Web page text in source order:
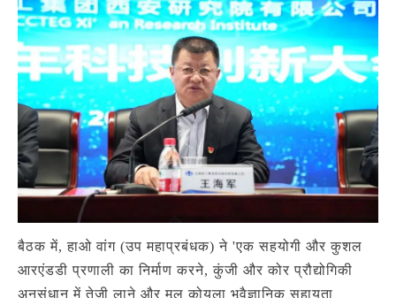
बैठक में, हाओ वांग (उप महाप्रबंधक) ने 'एक सहयोगी और कुशल
आरएंडडी प्रणाली का निर्माण करने, कुंजी और कोर प्रौद्योगिकी
अनुसंधान में तेजी लाने और मूल कोयला भूवैज्ञानिक सहायता